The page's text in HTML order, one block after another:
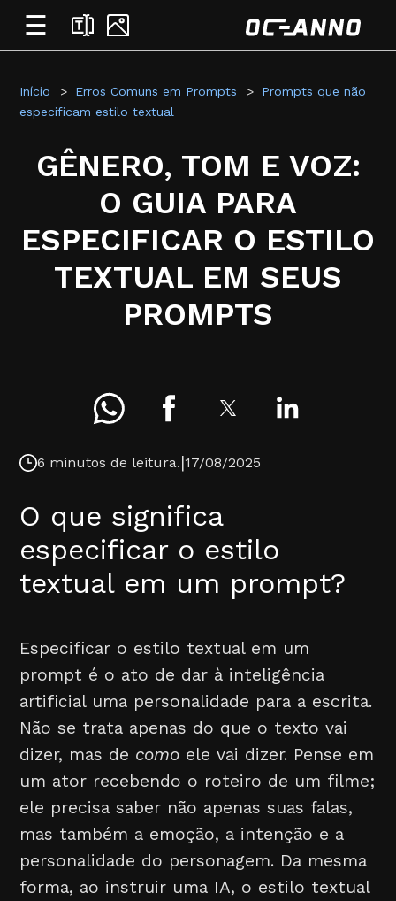
☰
Início Erros Comuns em Prompts
Prompts que não
especificam estilo textual
GÊNERO, TOM E VOZ:
O GUIA PARA
ESPECIFICAR O ESTILO
TEXTUAL EM SEUS
PROMPTS
6 minutos de leitura.|17/08/2025
O que significa
especificar o estilo
textual em um prompt?
Especificar o estilo textual em um
prompt é o ato de dar à inteligência
artificial uma personalidade para a escrita.
Não se trata apenas do que o texto vai
dizer, mas de como ele vai dizer. Pense em
um ator recebendo o roteiro de um filme;
ele precisa saber não apenas suas falas,
mas também a emoção, a intenção e a
personalidade do personagem. Da mesma
forma, ao instruir uma IA, o estilo textual